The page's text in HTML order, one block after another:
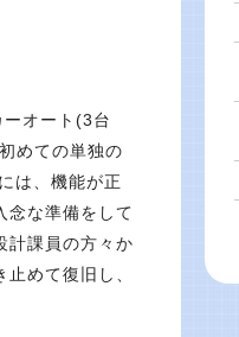
オート(3台
めての単独の
は、機能が正
念な準備をして
計課員の方々か
めて復旧し、